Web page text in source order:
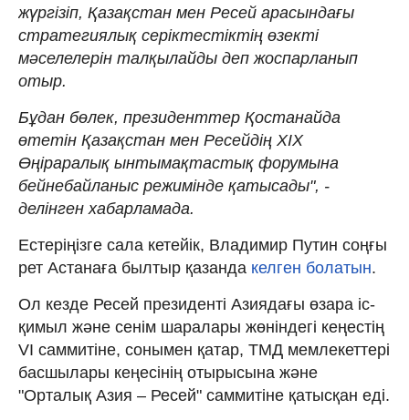
жүргізіп, Қазақстан мен Ресей арасындағы
стратегиялық серіктестіктің өзекті
мәселелерін талқылайды деп жоспарланып
отыр.
Бұдан бөлек, президенттер Қостанайда
өтетін Қазақстан мен Ресейдің XIX
Өңіраралық ынтымақтастық форумына
бейнебайланыс режимінде қатысады", -
делінген хабарламада.
Естеріңізге сала кетейік, Владимир Путин соңғы
рет Астанаға былтыр қазанда келген болатын.
Ол кезде Ресей президенті Азиядағы өзара іс-
қимыл және сенім шаралары жөніндегі кеңестің
VI саммитіне, сонымен қатар, ТМД мемлекеттері
басшылары кеңесінің отырысына және
"Орталық Азия – Ресей" саммитіне қатысқан еді.